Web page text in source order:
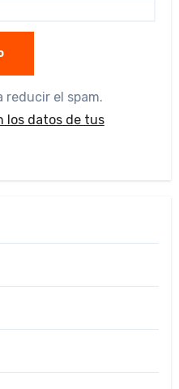
reducir el spam.
los datos de tus